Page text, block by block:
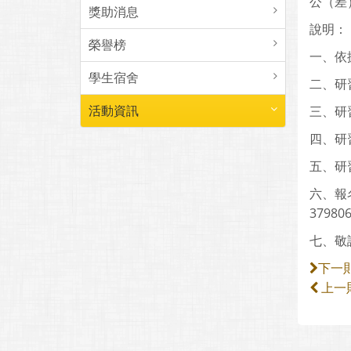
獎助消息
榮譽榜
學生宿舍
活動資訊
說明：
一、依
二、研
三、研
四、
五、
六、
七、敬
下一
上一